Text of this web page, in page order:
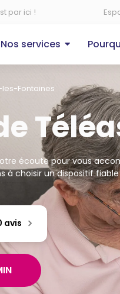
par ici !
Nos services
Fontaines
écoute pour vous
à choisir un dispositif
avis